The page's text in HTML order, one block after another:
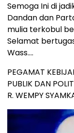
Semoga Ini di
Dandan dan
mulia terkobul
Selamat
Wass….
PEGAMAT
PUBLIK DAN
R. WEMPY